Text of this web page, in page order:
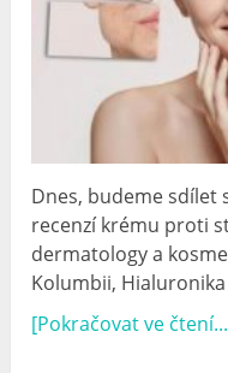
Dnes, budeme sdílet
recenzí krému proti
dermatology a
Kolumbii,
[Pokračovat ve